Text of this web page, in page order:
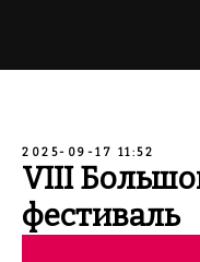
2025-09-17 11:52
VIII
фестиваль